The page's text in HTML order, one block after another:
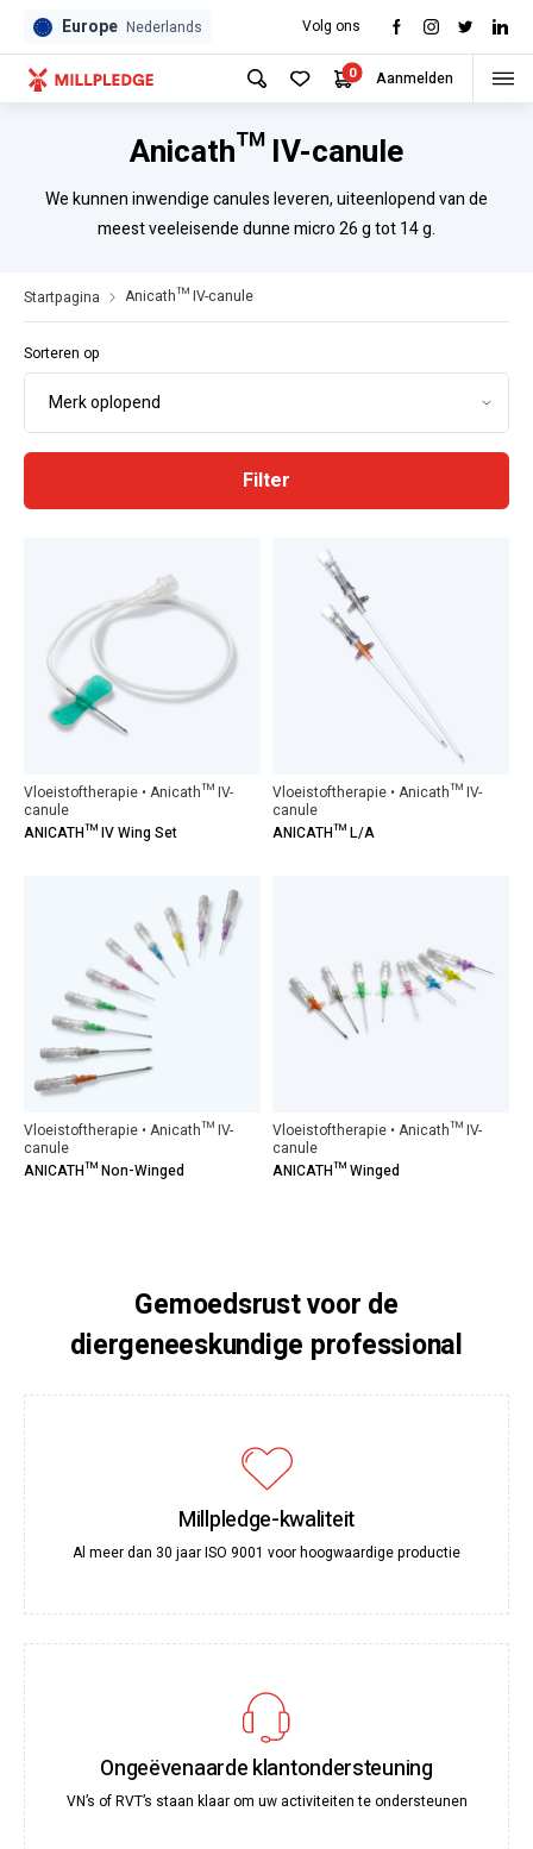
Europe Nederlands Volg ons
0 Aanmelden
Anicath™ IV-canule
We kunnen inwendige canules leveren, uiteenlopend van de
meest veeleisende dunne micro 26 g tot 14 g.
Startpagina Anicath™ IV-canule
Sorteren op
Filter
Vloeistoftherapie • Anicath™ IV-
canule
ANICATH™ IV Wing Set
Vloeistoftherapie • Anicath™ IV-
canule
ANICATH™ L/A
Vloeistoftherapie • Anicath™ IV-
canule
ANICATH™ Non-Winged
Vloeistoftherapie • Anicath™ IV-
canule
ANICATH™ Winged
Gemoedsrust voor de
diergeneeskundige professional
Millpledge-kwaliteit
Al meer dan 30 jaar ISO 9001 voor hoogwaardige productie
Ongeëvenaarde klantondersteuning
VN’s of RVT’s staan klaar om uw activiteiten te ondersteunen